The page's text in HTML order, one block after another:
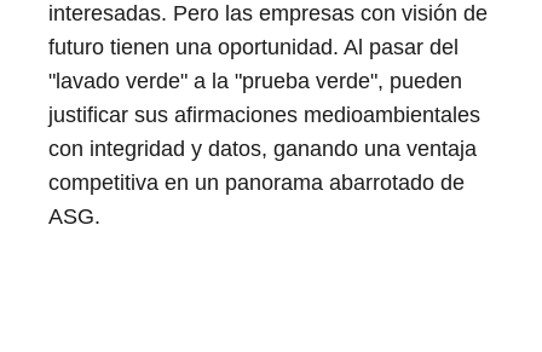
interesadas. Pero las empresas con visión de
futuro tienen una oportunidad. Al pasar del
"lavado verde" a la "prueba verde", pueden
justificar sus afirmaciones medioambientales
con integridad y datos, ganando una ventaja
competitiva en un panorama abarrotado de
ASG.